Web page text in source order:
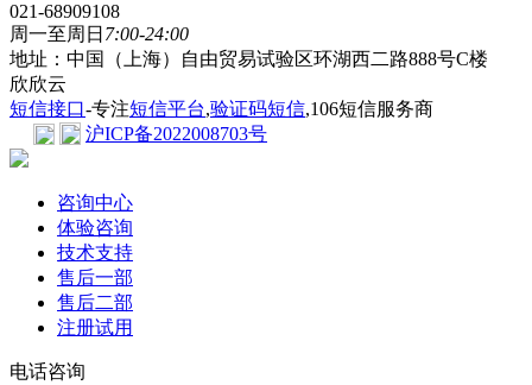
021-68909108
周一至周日 7:00-24:00
地址：中国（上海）自由贸易试验区环湖西二路888号C楼
欣欣云
短信接口-专注短信平台,验证码短信,106短信服务商
沪ICP备2022008703号
咨询中心
体验咨询
技术支持
售后一部
售后二部
注册试用
电话咨询